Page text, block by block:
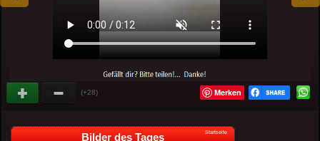
(+28) Merken
Bilder des Tages Startseite